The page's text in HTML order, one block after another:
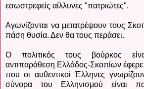
εσωστρεφείς αίλλυνες "πατριώτες".
Αγωνίζονται να μετατρέψουν τους
πάση θυσία. Δεν θα τους περάσει.
Ο πολιτικός τους βούρκος
αντιπαράθεση Ελλάδος-Σκοπίων έφερε
που οι αυθεντικοί Έλληνες
σύνορα του Ελληνισμού είναι